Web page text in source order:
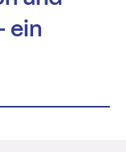
ein